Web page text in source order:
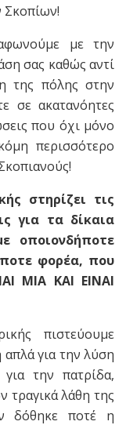
Σκοπίων!
με την
σας καθώς αντί
της πόλης στην
σε ακατανόητες
που όχι μόνο
περισσότερο
στηρίζει τις
για τα δίκαια
οποιονδήποτε
φορέα, που
ΜΙΑ ΚΑΙ ΕΙΝΑΙ
πιστεύουμε
για την λύση
την πατρίδα,
τραγικά λάθη της
δόθηκε ποτέ η